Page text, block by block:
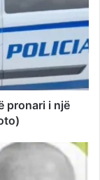
pronari i një